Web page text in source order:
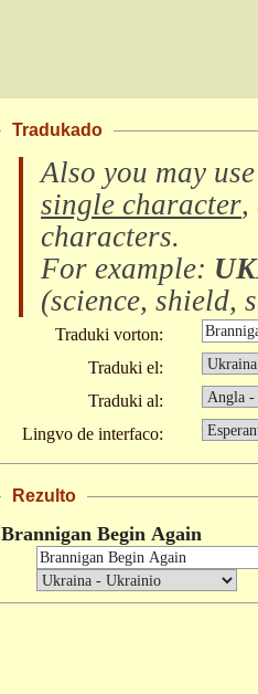
Tradukado
Also you may
single character,
characters.
For example:
(science, shield,
Traduki vorton:
Traduki el:
Traduki al:
Lingvo de interfaco:
Rezulto
Brannigan Begin Again